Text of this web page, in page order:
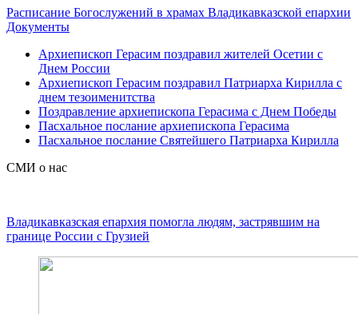
Расписание Богослужений в храмах Владикавказской епархии
Документы
Архиепископ Герасим поздравил жителей Осетии с
Днем России
Архиепископ Герасим поздравил Патриарха Кирилла с
днем тезоименитства
Поздравление архиепископа Герасима с Днем Победы
Пасхальное послание архиепископа Герасима
Пасхальное послание Святейшего Патриарха Кирилла
СМИ о нас
Владикавказская епархия помогла людям, застрявшим на
границе России с Грузией